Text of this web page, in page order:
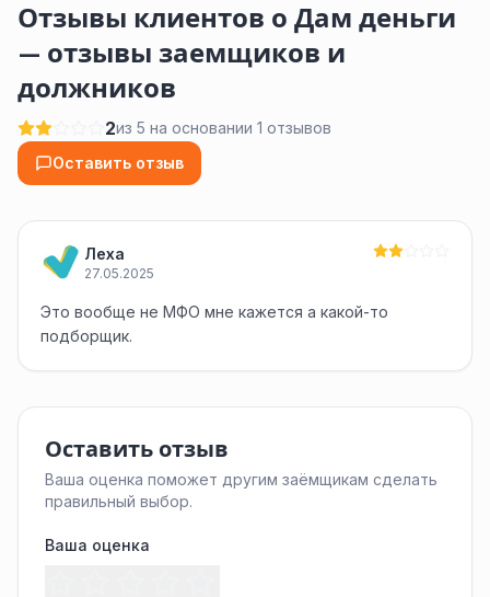
Отзывы клиентов о Дам деньги
— отзывы заемщиков и
должников
2из 5 на основании 1 отзывов
Оставить отзыв
Леха
27.05.2025
Это вообще не МФО мне кажется а какой-то
подборщик.
Оставить отзыв
Ваша оценка поможет другим заёмщикам сделать
правильный выбор.
Ваша оценка